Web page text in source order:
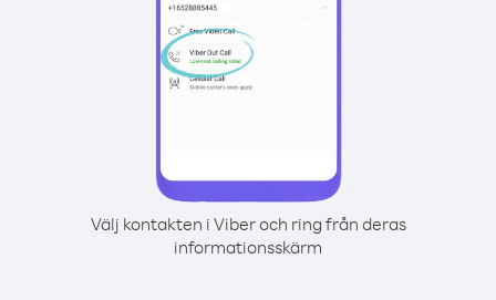
Välj kontakten i Viber och ring från deras
informationsskärm